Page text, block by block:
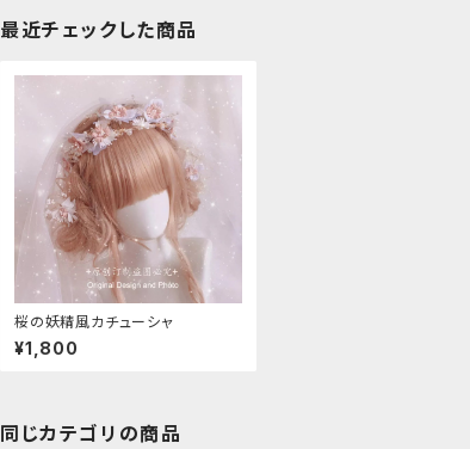
最近チェックした商品
桜の妖精風カチューシャ
¥1,800
同じカテゴリの商品